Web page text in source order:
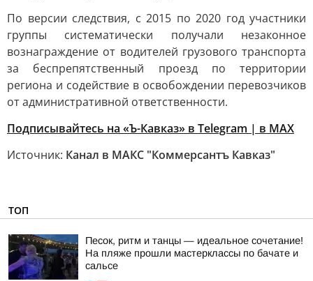
По версии следствия, с 2015 по 2020 год участники
группы систематически получали незаконное
вознаграждение от водителей грузового транспорта
за беспрепятственный проезд по территории
региона и содействие в освобождении перевозчиков
от административной ответственности.
Подписывайтесь на «Ъ-Кавказ» в Telegram | в MAX
Источник: Канал в МАКС "Коммерсантъ Кавказ"
ТОП
Песок, ритм и танцы — идеальное сочетание!
На пляже прошли мастерклассы по бачате и
сальсе